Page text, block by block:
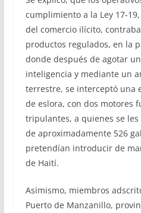
cumplimiento a la Ley 17-
del comercio ilícito,
productos regulados, en la
donde después de agotar
inteligencia y mediante un
terrestre, se interceptó una
de eslora, con dos motores
tripulantes, a quienes se
de aproximadamente 526
pretendían introducir de
de Haití.
Asimismo, miembros
Puerto de Manzanillo,